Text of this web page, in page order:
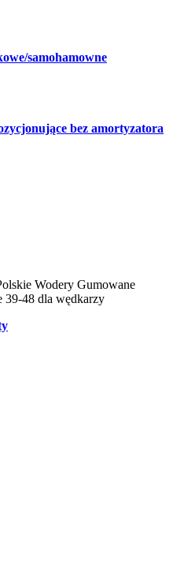
samohamowne
bez amortyzatora